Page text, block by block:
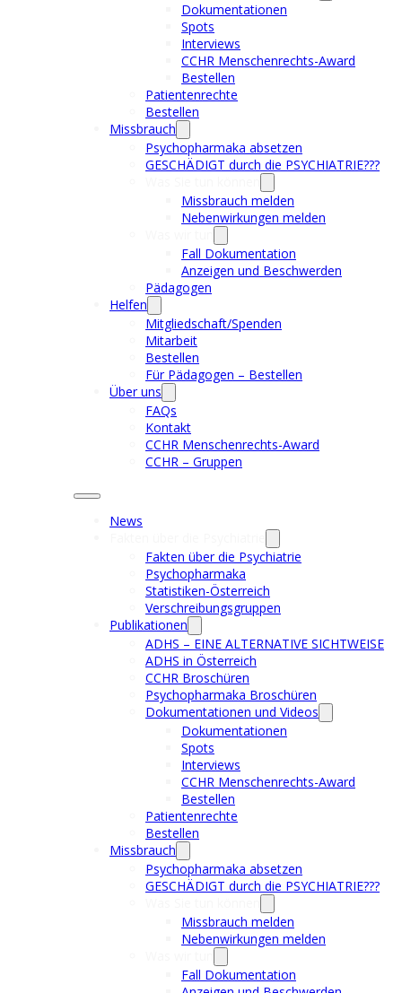
Dokumentationen
Spots
Interviews
CCHR Menschenrechts-Award
Bestellen
Patientenrechte
Bestellen
Missbrauch
Psychopharmaka absetzen
GESCHÄDIGT durch die PSYCHIATRIE???
Missbrauch melden
Nebenwirkungen melden
Fall Dokumentation
Anzeigen und Beschwerden
Pädagogen
Helfen
Mitgliedschaft/Spenden
Mitarbeit
Bestellen
Für Pädagogen – Bestellen
Über uns
FAQs
Kontakt
CCHR Menschenrechts-Award
CCHR – Gruppen
News
Fakten über die Psychiatrie
Psychopharmaka
Statistiken-Österreich
Verschreibungsgruppen
Publikationen
ADHS – EINE ALTERNATIVE SICHTWEISE
ADHS in Österreich
CCHR Broschüren
Psychopharmaka Broschüren
Dokumentationen und Videos
Dokumentationen
Spots
Interviews
CCHR Menschenrechts-Award
Bestellen
Patientenrechte
Bestellen
Missbrauch
Psychopharmaka absetzen
GESCHÄDIGT durch die PSYCHIATRIE???
Missbrauch melden
Nebenwirkungen melden
Fall Dokumentation